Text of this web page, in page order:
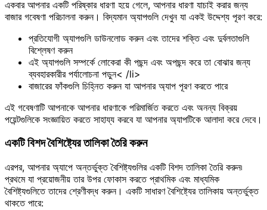
একবার আপনার একটি পরিষ্কার ধারণা হয়ে গেলে, আপনার ধারণা যাচাই করার জন্য
বাজার গবেষণা পরিচালনা করুন। বিদ্যমান অ্যাপগুলি দেখুন যা একই উদ্দেশ্য পূরণ করে:
প্রতিযোগী অ্যাপগুলি ডাউনলোড করুন এবং তাদের শক্তি এবং দুর্বলতাগুলি
বিশ্লেষণ করুন
এই অ্যাপগুলি সম্পর্কে লোকেরা কী পছন্দ এবং অপছন্দ করে তা বোঝার জন্য
ব্যবহারকারীর পর্যালোচনা পড়ুন< /li>
বাজারের ফাঁকগুলি চিহ্নিত করুন যা আপনার অ্যাপ পূরণ করতে পারে
এই গবেষণাটি আপনাকে আপনার ধারণাকে পরিমার্জিত করতে এবং অনন্য বিক্রয়
পয়েন্টগুলিকে সংজ্ঞায়িত করতে সাহায্য করবে যা আপনার অ্যাপটিকে আলাদা করে দেবে।
একটি বিশদ বৈশিষ্ট্যের তালিকা তৈরি করুন
এরপর, আপনার অ্যাপে অন্তর্ভুক্ত বৈশিষ্ট্যগুলির একটি বিশদ তালিকা তৈরি করুন৷
প্রথমে যা প্রয়োজনীয় তার উপর ফোকাস করতে প্রাথমিক এবং মাধ্যমিক
বৈশিষ্ট্যগুলিতে তাদের শ্রেণীবদ্ধ করুন। একটি সাধারণ বৈশিষ্ট্যের তালিকায় অন্তর্ভুক্ত
থাকতে পারে: